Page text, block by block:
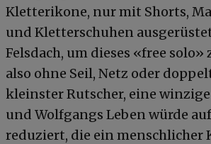
Kletterikone, nur mit Shorts,
und Kletterschuhen
Felsdach, um dieses «free
also ohne Seil, Netz oder
kleinster Rutscher, eine
und Wolfgangs Leben würde
reduziert, die ein menschlicher